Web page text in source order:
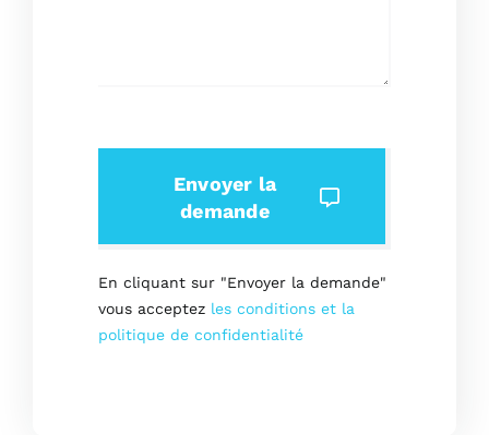
Envoyer la
demande
En cliquant sur "Envoyer la demande"
vous acceptez les conditions et la
politique de confidentialité